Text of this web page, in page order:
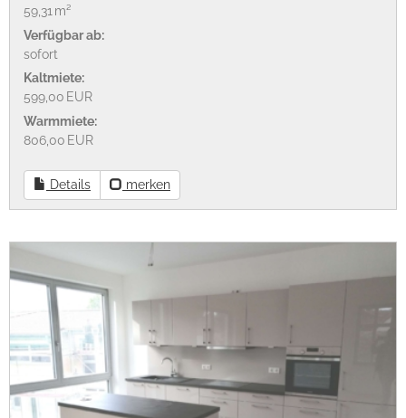
59,31 m²
Verfügbar ab:
sofort
Kaltmiete:
599,00 EUR
Warmmiete:
806,00 EUR
Details merken